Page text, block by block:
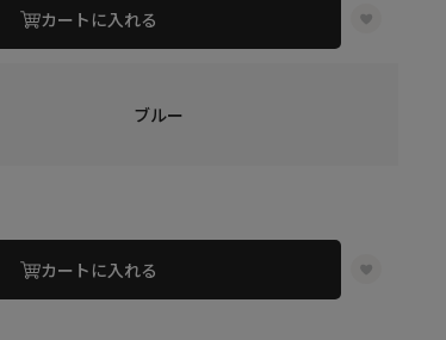
カートに入れる
ブルー
カートに入れる